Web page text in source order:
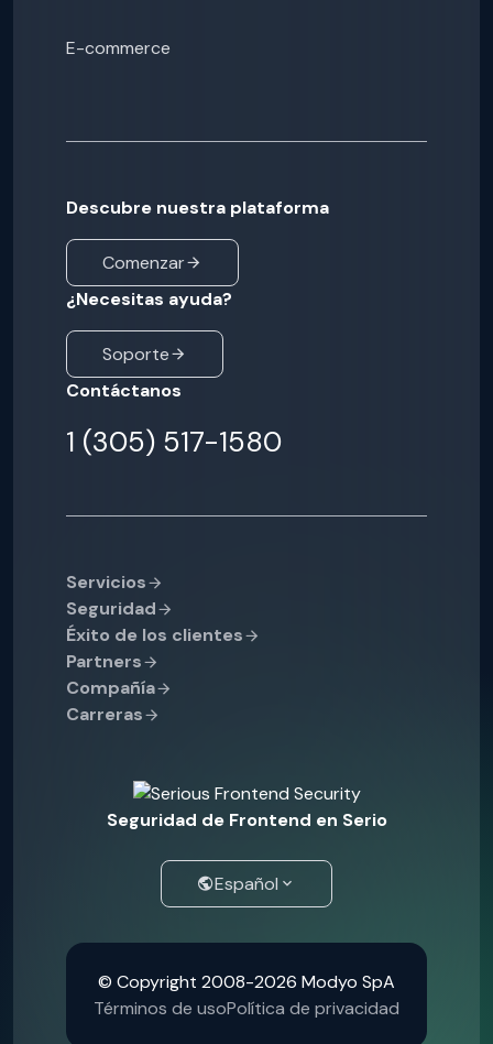
E-commerce
Descubre nuestra plataforma
Comenzar
¿Necesitas ayuda?
Soporte
Contáctanos
1 (305) 517-1580
Servicios
Seguridad
Éxito de los clientes
Partners
Compañía
Carreras
Seguridad de Frontend en Serio
Español
© Copyright 2008-2026 Modyo SpA
Términos de usoPolítica de privacidad